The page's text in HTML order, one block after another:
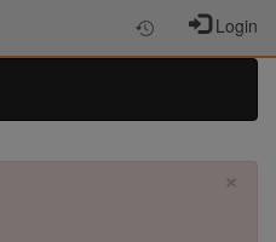
Login
×